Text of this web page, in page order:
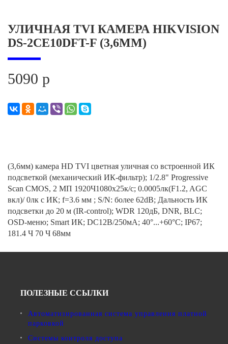
УЛИЧНАЯ TVI КАМЕРА HIKVISION
DS-2CE10DFT-F (3,6ММ)
5090 р
(3,6мм) камера HD TVI цветная уличная со встроенной ИК
подсветкой (механический ИК-фильтр); 1/2.8" Progressive
Scan CMOS, 2 МП 1920Ч1080х25к/с; 0.0005лк(F1.2, AGC
вкл)/ 0лк с ИК; f=3.6 мм ; S/N: более 62dB; Дальность ИК
подсветки до 20 м (IR-control); WDR 120дБ, DNR, BLC;
OSD-меню; Smart ИК; DC12В/250мА; 40°...+60°C; IP67;
181.4 Ч 70 Ч 68мм
ПОЛЕЗНЫЕ ССЫЛКИ
Автоматизированная система управления платной
парковкой
Системы контроля доступа